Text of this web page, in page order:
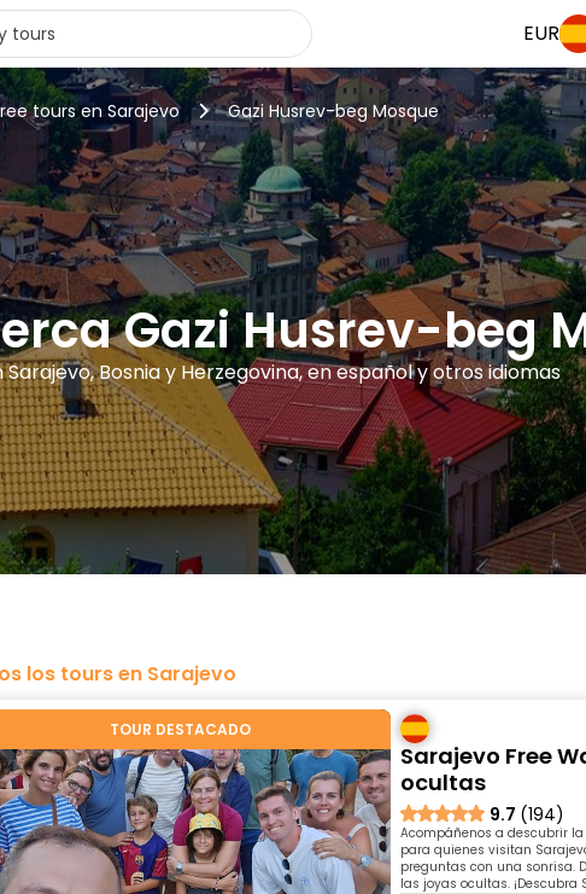
EUR
tours en Sarajevo Gazi Husrev-beg Mosque
Gazi Husrev-beg
Sarajevo, Bosnia y Herzegovina, en español y otros idiomas
los tours en Sarajevo
TOUR DESTACADO
Sarajevo Free
ocultas
9.7 (194)
Acompáñenos a descubrir la
para quienes visitan
preguntas con una sonrisa.
las joyas ocultas. ¡Descubra